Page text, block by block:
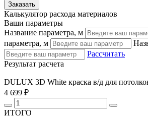
Калькулятор расхода материалов
Ваши параметры
Название параметра, м
параметра, м
Рассчитать
Результат расчета
DULUX 3D White краска в/д для
4 699 ₽
ИТОГО